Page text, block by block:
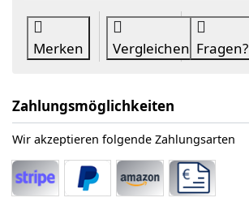
Merken Vergleichen Fragen?
Zahlungsmöglichkeiten
Wir akzeptieren folgende Zahlungsarten